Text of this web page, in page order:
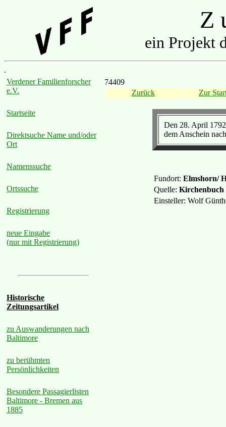
Z
ein Projekt
.
Verdener Familienforscher
e.V.
Startseite
Direktsuche Name und/oder
Ort
Namenssuche
Ortssuche
Registrierung
neue Eingabe
(nur mit Registrierung)
Historische
Zeitungsartikel
zu Auswanderungen nach
Baltimore
zu berühmten
Persönlichkeiten
Besondere Passagierlisten
Baltimore - Bremen aus
1885
74409
Zurück
Zur
Den 28. April
dem Anschein
Fundort: Elmshorn/
Quelle: Kirchenbuch
Einsteller: Wolf